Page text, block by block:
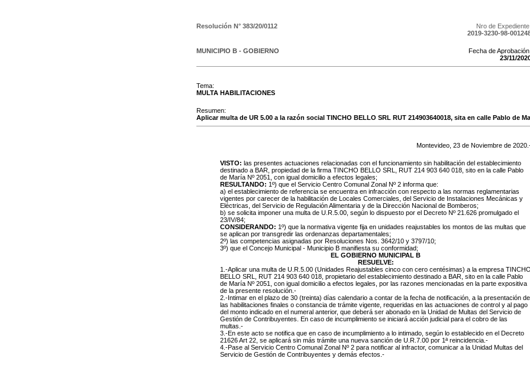
Resolución N° 383/20/0112
Nro de
2019-3230-98-
MUNICIPIO B - GOBIERNO
Fecha de
23/11/
Tema:
MULTA HABILITACIONES
Resumen:
Aplicar multa de UR 5.00 a la razón social TINCHO BELLO SRL RUT 214903640018, sita en calle Pablo de
Montevideo, 23 de Noviembre de 2020
VISTO: las presentes actuaciones relacionadas con el funcionamiento sin habilitación del establecimiento
destinado a BAR, propiedad de la firma TINCHO BELLO SRL, RUT 214 903 640 018, sito en la calle Pablo
de María Nº 2051, con igual domicilio a efectos legales;
RESULTANDO: 1º) que el Servicio Centro Comunal Zonal Nº 2 informa que:
a) el establecimiento de referencia se encuentra en infracción con respecto a las normas reglamentarias
vigentes por carecer de la habilitación de Locales Comerciales, del Servicio de Instalaciones Mecánicas y
Eléctricas, del Servicio de Regulación Alimentaria y de la Dirección Nacional de Bomberos;
b) se solicita imponer una multa de U.R.5.00, según lo dispuesto por el Decreto Nº 21.626 promulgado el
23/IV/84;
CONSIDERANDO: 1º) que la normativa vigente fija en unidades reajustables los montos de las multas que
se aplican por transgredir las ordenanzas departamentales;
2º) las competencias asignadas por Resoluciones Nos. 3642/10 y 3797/10;
3º) que el Concejo Municipal - Municipio B manifiesta su conformidad;
EL GOBIERNO MUNICIPAL B
RESUELVE:
1.-Aplicar una multa de U.R.5.00 (Unidades Reajustables cinco con cero centésimas) a la empresa
BELLO SRL, RUT 214 903 640 018, propietario del establecimiento destinado a BAR, sito en la calle Pablo
de María Nº 2051, con igual domicilio a efectos legales, por las razones mencionadas en la parte expositiva
de la presente resolución.-
2.-Intimar en el plazo de 30 (treinta) días calendario a contar de la fecha de notificación, a la presentación de
las habilitaciones finales o constancia de trámite vigente, requeridas en las actuaciones de control y al pago
del monto indicado en el numeral anterior, que deberá ser abonado en la Unidad de Multas del Servicio de
Gestión de Contribuyentes. En caso de incumplimiento se iniciará acción judicial para el cobro de las
multas.-
3.-En este acto se notifica que en caso de incumplimiento a lo intimado, según lo establecido en el Decreto
21626 Art 22, se aplicará sin más trámite una nueva sanción de U.R.7.00 por 1ª reincidencia.-
4.-Pase al Servicio Centro Comunal Zonal Nº 2 para notificar al infractor, comunicar a la Unidad Multas del
Servicio de Gestión de Contribuyentes y demás efectos.-